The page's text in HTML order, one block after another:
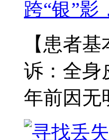
跨“银”影
【患者
诉：全身
年前因无